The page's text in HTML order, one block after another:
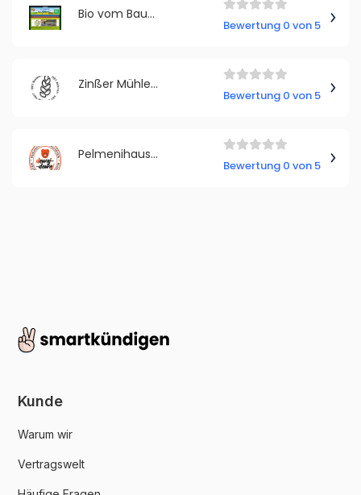
Bio vom Bauernhof
Bewertung 0 von 5
Zinßer Mühle seit 1524
Bewertung 0 von 5
Pelmenihaus Dawaj-dawaj""
Bewertung 0 von 5
Kunde
Warum wir
Vertragswelt